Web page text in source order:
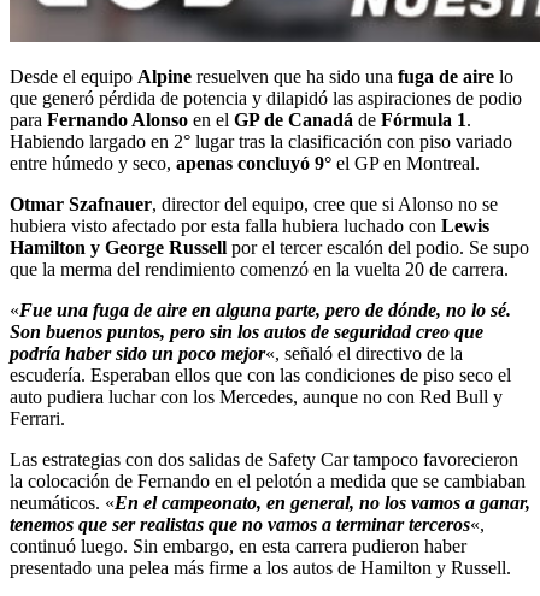
Desde el equipo Alpine resuelven que ha sido una fuga de aire lo
que generó pérdida de potencia y dilapidó las aspiraciones de podio
para Fernando Alonso en el GP de Canadá de Fórmula 1.
Habiendo largado en 2° lugar tras la clasificación con piso variado
entre húmedo y seco, apenas concluyó 9° el GP en Montreal.
Otmar Szafnauer, director del equipo, cree que si Alonso no se
hubiera visto afectado por esta falla hubiera luchado con Lewis
Hamilton y George Russell por el tercer escalón del podio. Se supo
que la merma del rendimiento comenzó en la vuelta 20 de carrera.
«Fue una fuga de aire en alguna parte, pero de dónde, no lo sé.
Son buenos puntos, pero sin los autos de seguridad creo que
podría haber sido un poco mejor«, señaló el directivo de la
escudería. Esperaban ellos que con las condiciones de piso seco el
auto pudiera luchar con los Mercedes, aunque no con Red Bull y
Ferrari.
Las estrategias con dos salidas de Safety Car tampoco favorecieron
la colocación de Fernando en el pelotón a medida que se cambiaban
neumáticos. «En el campeonato, en general, no los vamos a ganar,
tenemos que ser realistas que no vamos a terminar terceros«,
continuó luego. Sin embargo, en esta carrera pudieron haber
presentado una pelea más firme a los autos de Hamilton y Russell.